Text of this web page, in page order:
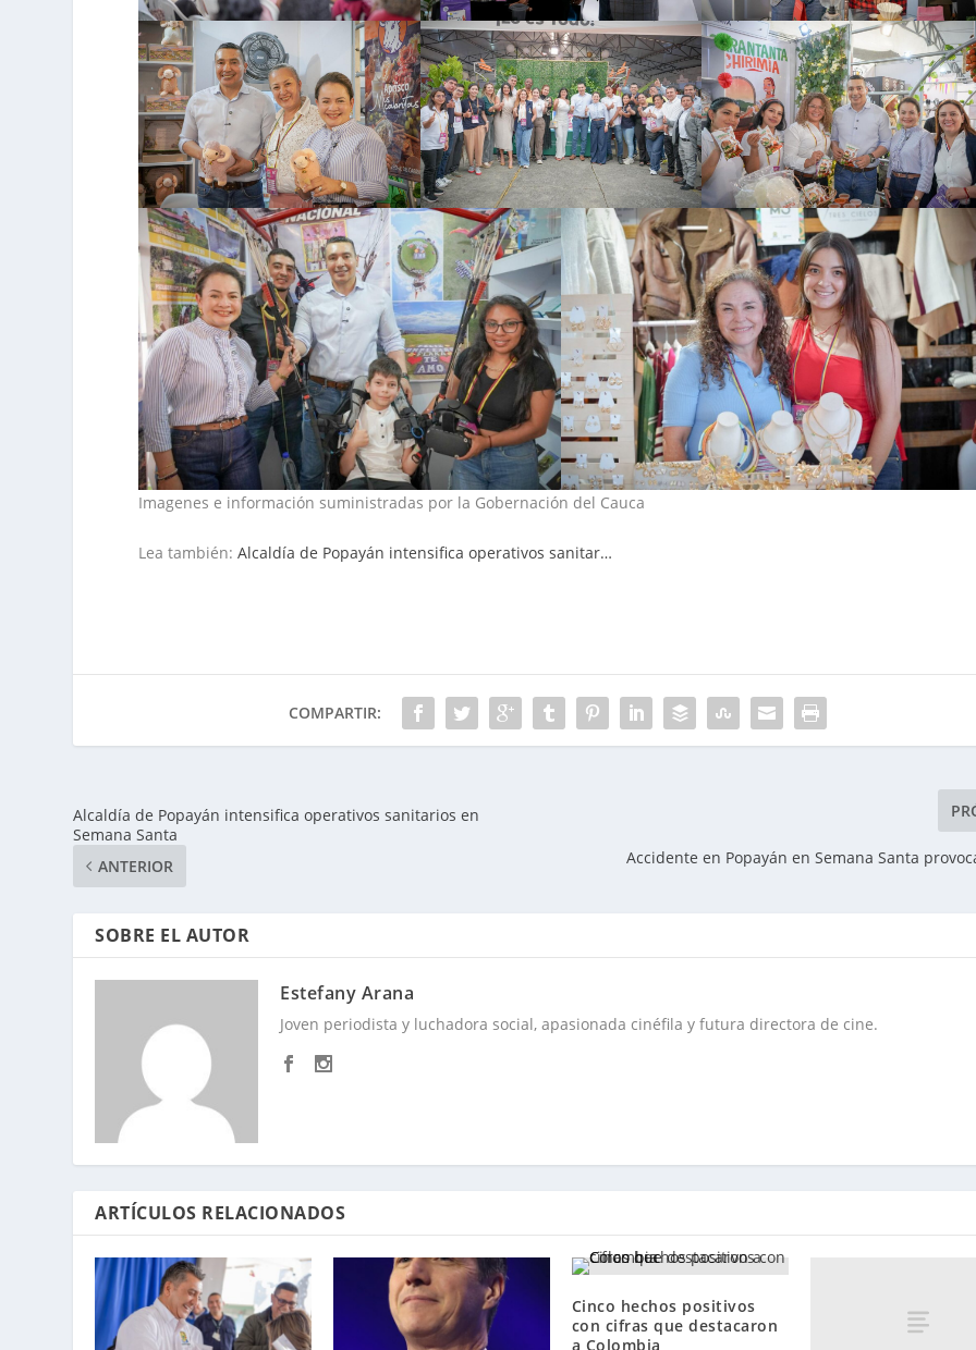
Imagenes e información suministradas por la Gobernación del Cauca
Lea también:Alcaldía de Popayán intensifica operativos sanitar…
COMPARTIR:
Alcaldía de Popayán intensifica operativos sanitarios en
Semana Santa
ANTERIOR
Accidente en Popayán en Semana Santa
SOBRE EL AUTOR
Estefany Arana
Joven periodista y luchadora social, apasionada cinéfila y futura directora de cine.
ARTÍCULOS RELACIONADOS
Cinco hechos positivos
con cifras que destacaron
a Colombia